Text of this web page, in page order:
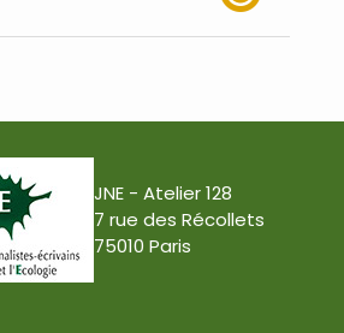
JNE - Atelier 128
7 rue des Récollets
75010 Paris